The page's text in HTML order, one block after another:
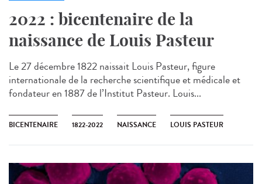
2022 : bicentenaire de la
naissance de Louis Pasteur
Le 27 décembre 1822 naissait Louis Pasteur, figure
internationale de la recherche scientifique et médicale et
fondateur en 1887 de l’Institut Pasteur. Louis...
BICENTENAIRE 1822-2022 NAISSANCE LOUIS PASTEUR